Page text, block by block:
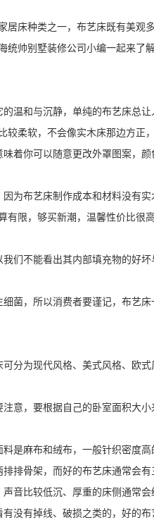
居床种类之一，布艺床既有美观
帅别墅装修公司小编一起来了解
温和与沉静，单纯的布艺床总
柔软，不会像实木床那边方正
着你可以随意更改外罩图案，
为布艺床制作成本和材料没有
限，够买新潮，温馨性价比很
们不能看出其内部填充物的好
菌，所以消费者要谨记，布艺
分为现代风格、美式风格、欧
意，要根据自己的卧室面积大
是麻布和绒布，一般针织密度高
排骨架，而好的布艺床通常会
音比较低沉、厚重的床侧通常会
没有掉线、破损之类的，好的